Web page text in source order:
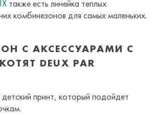
также есть линейка теплых
комбинезонов для самых маленьких.
С АКСЕССУАРАМИ С
DEUX PAR
принт, который подойдет